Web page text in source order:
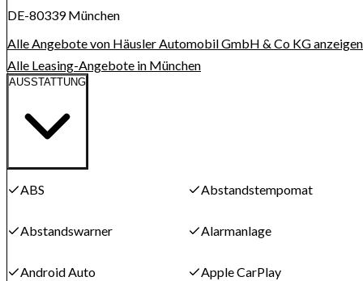
DE-80339 München
Alle Angebote von Häusler Automobil GmbH & Co KG anzeigen
Alle Leasing-Angebote in München
AUSSTATTUNG
ABS Abstandstempomat
Abstandswarner Alarmanlage
Android Auto Apple CarPlay